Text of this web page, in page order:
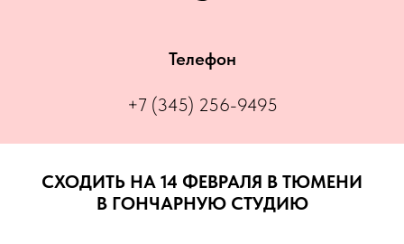
Телефон
+7 (345) 256-9495
СХОДИТЬ НА 14 ФЕВРАЛЯ В ТЮМЕНИ
В ГОНЧАРНУЮ СТУДИЮ